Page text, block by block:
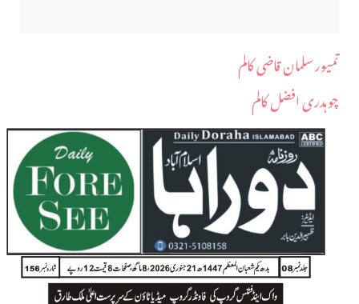
تمیور سلمان قاضی کالم
چوہدری افضل کالم